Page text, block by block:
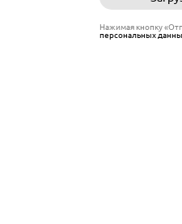
Нажимая кнопку
персональных